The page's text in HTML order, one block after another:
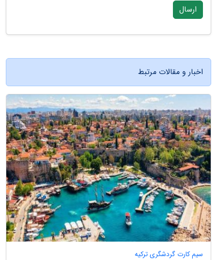
ارسال
اخبار و مقالات مرتبط
سیم کارت گردشگری ترکیه